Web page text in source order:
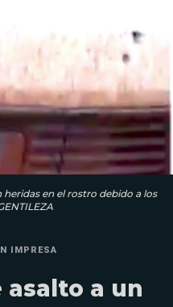
en el rostro debido a los
IMPRESA
asalto a un